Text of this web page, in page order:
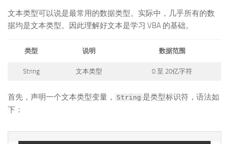
文本类型可以说是最常用的数据类型。实际中，几乎所有的数
据均是文本类型。因此理解好文本是学习 VBA 的基础。
类型 说明 数据范围
String 文本类型 0 至 20亿字符
首先，声明一个文本类型变量， String 是类型标识符，语法如
下：